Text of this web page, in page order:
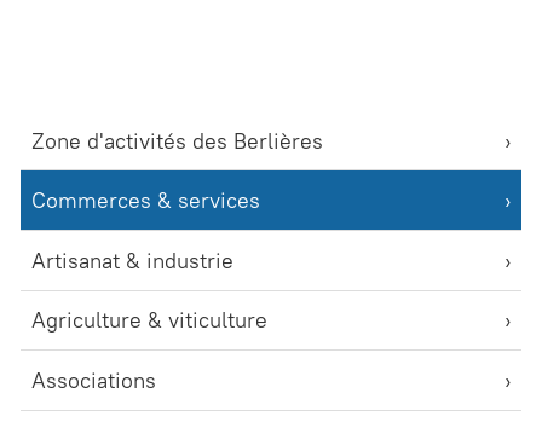
Zone d'activités des Berlières
Commerces & services
Artisanat & industrie
Agriculture & viticulture
Associations